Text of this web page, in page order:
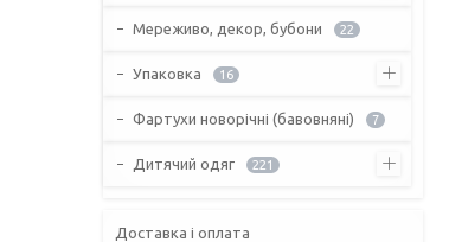
Мереживо, декор, бубони 22
Упаковка 16
Фартухи новорічні (бавовняні) 7
Дитячий одяг 221
Доставка і оплата